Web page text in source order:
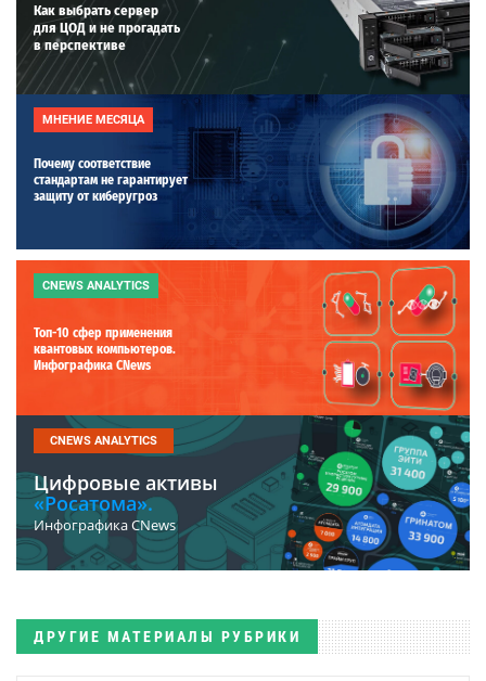
Как выбрать сервер
для ЦОД и не прогадать
в перспективе
МНЕНИЕ МЕСЯЦА
Почему соответствие
стандартам не гарантирует
защиту от киберугроз
CNEWS ANALYTICS
Топ-10 сфер применения
квантовых компьютеров.
Инфографика CNews
CNEWS ANALYTICS
Цифровые активы
«Росатома».
Инфографика CNews
ДРУГИЕ МАТЕРИАЛЫ РУБРИКИ